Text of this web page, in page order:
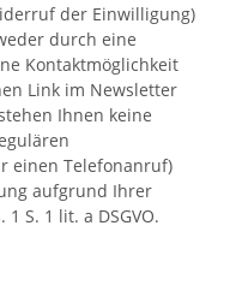
der Einwilligung)
durch eine
Kontaktmöglichkeit
Link im Newsletter
Ihnen keine
einen Telefonanruf)
aufgrund Ihrer
S. 1 lit. a DSGVO.